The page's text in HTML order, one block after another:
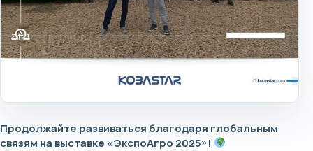
Продолжайте развиваться благодаря глобальным
связям на выставке «ЭкспоАгро 2025»!